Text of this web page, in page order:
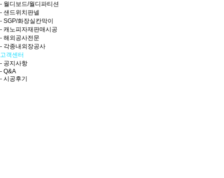
- 월디보드/월디파티션
- 샌드위치판넬
- SGP/화장실칸막이
- 캐노피자재판매시공
- 해외공사전문
- 각종내외장공사
고객센터
- 공지사항
- Q&A
- 시공후기